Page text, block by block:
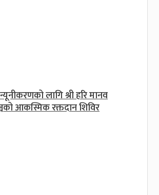
लागि श्री हरि मानव
आकस्मिक रक्तदान शिविर